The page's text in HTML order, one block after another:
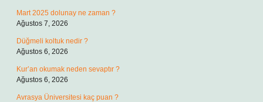
Mart 2025 dolunay ne zaman ?
Ağustos 7, 2026
Düğmeli koltuk nedir ?
Ağustos 6, 2026
Kur’an okumak neden sevaptır ?
Ağustos 6, 2026
Avrasya Üniversitesi kaç puan ?